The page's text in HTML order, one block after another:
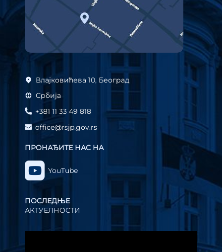
Влајковићева 10, Београд
Србија
+381 11 33 49 818
office@rsjp.gov.rs
ПРОНАЂИТЕ НАС НА
YouTube
ПОСЛЕДЊЕ
АКТУЕЛНОСТИ
видео